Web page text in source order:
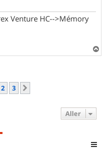
Venture HC-->Mémory
a
2 3
Aller